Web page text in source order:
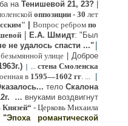
на Тенишевой 21, 23?
оппозиции - 30 лет
Вопрос ребром по
| Е.А. Шмидт: "Был
не удалось спасти ..." |
улице | Доброе
| ... стена Смоленска
в 1595—1602 гг. ... |
тело Скалона
. … внуками воздвигнут
Князей“ - Церковь Михаила
"Эпохаромантической